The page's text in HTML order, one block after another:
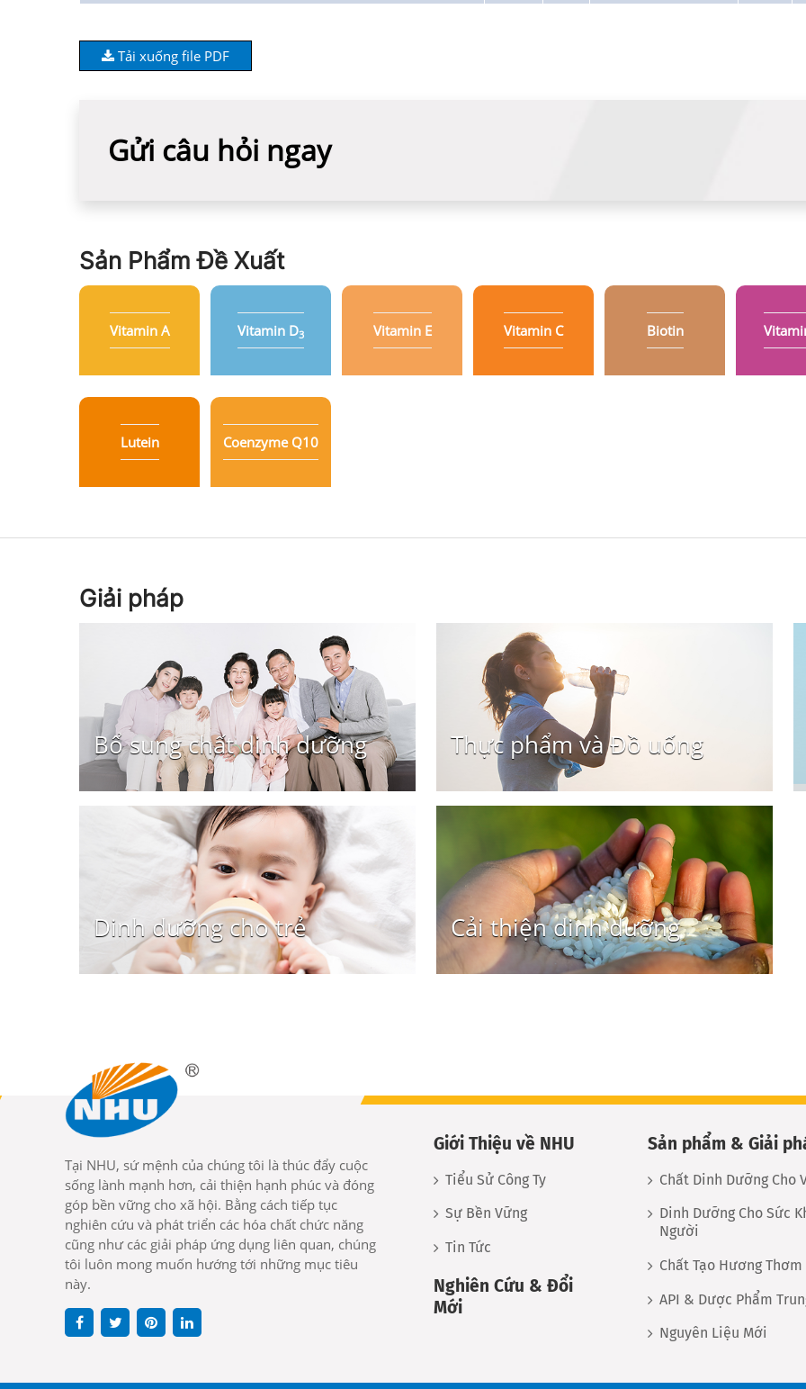
Tải xuống file PDF
Gửi câu hỏi ngay
Sản Phẩm Đề Xuất
Vitamin A Vitamin D3 Vitamin E Vitamin C Biotin
Lutein Coenzyme Q10
Giải pháp
Bổ sung chất dinh dưỡng Thực phẩm và Đồ uống
Dinh dưỡng cho trẻ Cải thiện dinh dưỡng
Tại NHU, sứ mệnh của chúng tôi là thúc đẩy cuộc
sống lành mạnh hơn, cải thiện hạnh phúc và đóng
góp bền vững cho xã hội. Bằng cách tiếp tục
nghiên cứu và phát triển các hóa chất chức năng
cũng như các giải pháp ứng dụng liên quan, chúng
tôi luôn mong muốn hướng tới những mục tiêu
này.
Giới Thiệu về NHU
Tiểu Sử Công Ty
Sự Bền Vững
Tin Tức
Nghiên Cứu & Đổi
Mới
Sản phẩm & Giải
Chất Dinh Dưỡng Cho
Dinh Dưỡng Cho Sức
Người
Chất Tạo Hương Thơm
API & Dược Phẩm
Nguyên Liệu Mới